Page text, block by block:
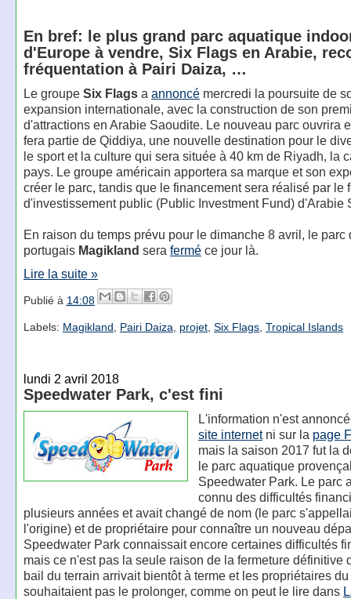
En bref: le plus grand parc aquatique
d'Europe à vendre, Six Flags en Arabie,
fréquentation à Pairi Daiza, …
Le groupe Six Flagsa annoncémercredi la poursuite de
expansion internationale, avec la construction de son
d'attractions en Arabie Saoudite. Le nouveau parc ouvrira
fera partie de Qiddiya, une nouvelle destination pour le
le sport et la culture qui sera située à 40 km de Riyadh, la
pays. Le groupe américain apportera sa marque et son
créer le parc, tandis que le financement sera réalisé par le
d'investissement public (Public Investment Fund) d'Arabie
En raison du temps prévu pour le dimanche 8 avril, le parc
portugais Magikland sera ferméce jour là.
Lire la suite »
Publié à 14:08
Labels: Magikland, Pairi Daiza, projet, Six Flags, Tropical Islands
lundi 2 avril 2018
Speedwater Park, c'est fini
L'information n'est
site internetni sur la page
mais la saison 2017 fut la
le parc aquatique
Speedwater Park. Le parc
connu des difficultés
plusieurs années et avait changé de nom (le parc
l'origine) et de propriétaire pour connaître un nouveau
Speedwater Park connaissait encore certaines difficultés
mais ce n'est pas la seule raison de la fermeture définitive
bail du terrain arrivait bientôt à terme et les propriétaires
souhaitaient pas le prolonger, comme on peut le lire dans